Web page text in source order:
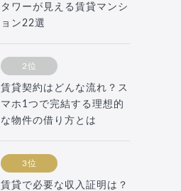
タワーが見える賃貸マンシ
ョン22選
2位
賃貸契約はどんな流れ？ス
マホ1つで完結する理想的
な物件の借り方とは
3位
賃貸で必要な収入証明は？